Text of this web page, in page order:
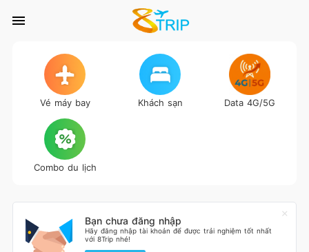
Vé máy bay Khách sạn Data 4G/5G
Combo du lịch
Bạn chưa đăng nhập
Hãy đăng nhập tài khoản để được trải nghiệm tốt nhất
với 8Trip nhé!